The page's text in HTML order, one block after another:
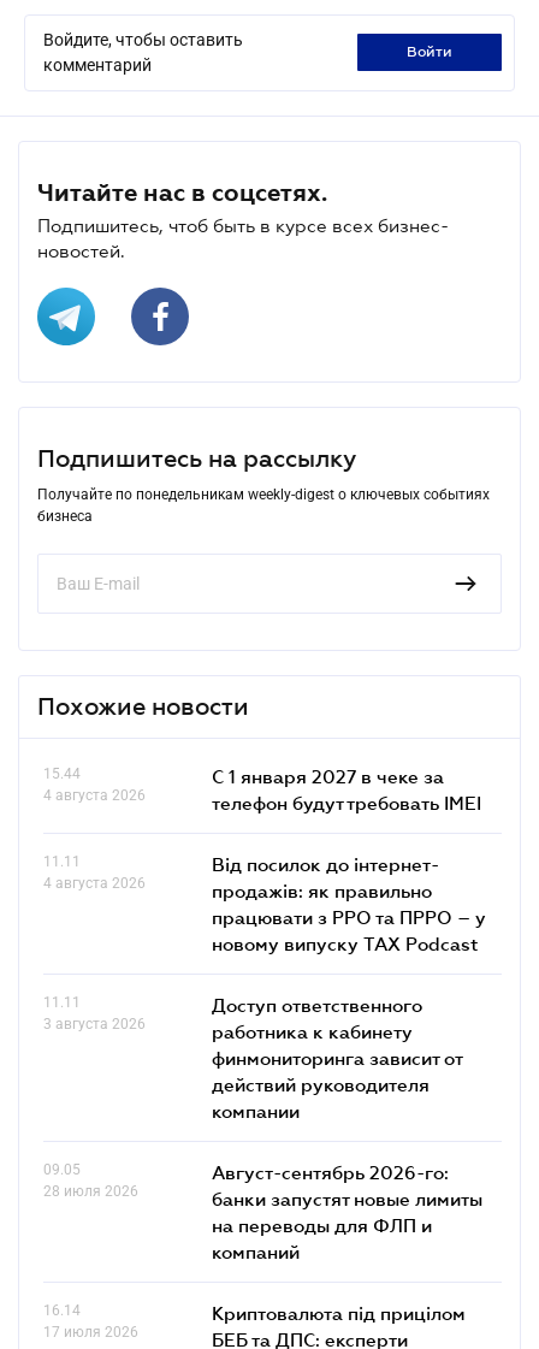
Войдите, чтобы оставить
комментарий
войти
Читайте нас в соцсетях.
Подпишитесь, чтоб быть в курсе всех бизнес-
новостей.
Подпишитесь на рассылку
Получайте по понедельникам weekly-digest о ключевых событиях
бизнеса
Похожие новости
15.44
4 августа 2026
С 1 января 2027 в чеке за
телефон будут требовать IMEI
11.11
4 августа 2026
Від посилок до інтернет-
продажів: як правильно
працювати з РРО та ПРРО – у
новому випуску TAX Podcast
11.11
3 августа 2026
Доступ ответственного
работника к кабинету
финмониторинга зависит от
действий руководителя
компании
09.05
28 июля 2026
Август-сентябрь 2026-го:
банки запустят новые лимиты
на переводы для ФЛП и
компаний
16.14
17 июля 2026
Криптовалюта під прицілом
БЕБ та ДПС: експерти